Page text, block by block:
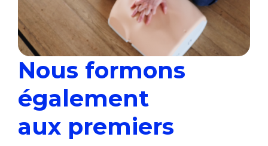
Nous formons
également
aux premiers